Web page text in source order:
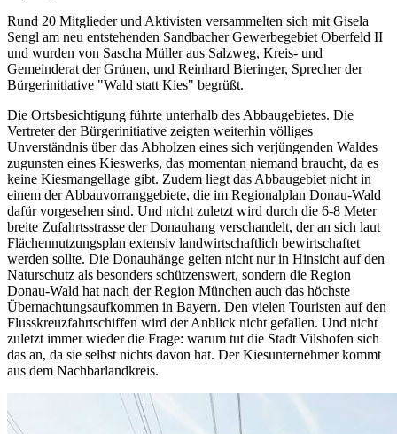
Rund 20 Mitglieder und Aktivisten versammelten sich mit Gisela
Sengl am neu entstehenden Sandbacher Gewerbegebiet Oberfeld II
und wurden von Sascha Müller aus Salzweg, Kreis- und
Gemeinderat der Grünen, und Reinhard Bieringer, Sprecher der
Bürgerinitiative "Wald statt Kies" begrüßt.
Die Ortsbesichtigung führte unterhalb des Abbaugebietes. Die
Vertreter der Bürgerinitiative zeigten weiterhin völliges
Unverständnis über das Abholzen eines sich verjüngenden Waldes
zugunsten eines Kieswerks, das momentan niemand braucht, da es
keine Kiesmangellage gibt. Zudem liegt das Abbaugebiet nicht in
einem der Abbauvorranggebiete, die im Regionalplan Donau-Wald
dafür vorgesehen sind. Und nicht zuletzt wird durch die 6-8 Meter
breite Zufahrtsstrasse der Donauhang verschandelt, der an sich laut
Flächennutzungsplan extensiv landwirtschaftlich bewirtschaftet
werden sollte. Die Donauhänge gelten nicht nur in Hinsicht auf den
Naturschutz als besonders schützenswert, sondern die Region
Donau-Wald hat nach der Region München auch das höchste
Übernachtungsaufkommen in Bayern. Den vielen Touristen auf den
Flusskreuzfahrtschiffen wird der Anblick nicht gefallen. Und nicht
zuletzt immer wieder die Frage: warum tut die Stadt Vilshofen sich
das an, da sie selbst nichts davon hat. Der Kiesunternehmer kommt
aus dem Nachbarlandkreis.